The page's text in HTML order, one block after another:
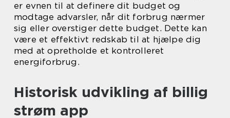
er evnen til at definere dit budget og
modtage advarsler, når dit forbrug nærmer
sig eller overstiger dette budget. Dette kan
være et effektivt redskab til at hjælpe dig
med at opretholde et kontrolleret
energiforbrug.
Historisk udvikling af billig
strøm app